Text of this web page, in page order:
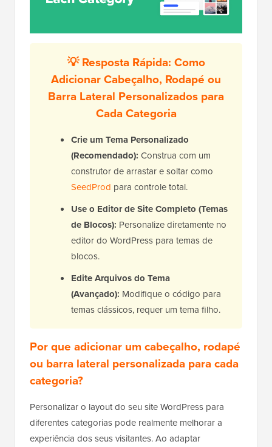
💡 Resposta Rápida: Como
Adicionar Cabeçalho, Rodapé ou
Barra Lateral Personalizados para
Cada Categoria
Crie um Tema Personalizado
(Recomendado): Construa com um
construtor de arrastar e soltar como
SeedProd para controle total.
Use o Editor de Site Completo (Temas
de Blocos): Personalize diretamente no
editor do WordPress para temas de
blocos.
Edite Arquivos do Tema
(Avançado): Modifique o código para
temas clássicos, requer um tema filho.
Por que adicionar um cabeçalho, rodapé
ou barra lateral personalizada para cada
categoria?
Personalizar o layout do seu site WordPress para
diferentes categorias pode realmente melhorar a
experiência dos seus visitantes. Ao adaptar